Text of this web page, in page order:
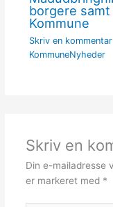
borgere
Kommune
Skriv en kommentar
KommuneNyheder
Skriv en
Din e-mailadresse
er markeret med *